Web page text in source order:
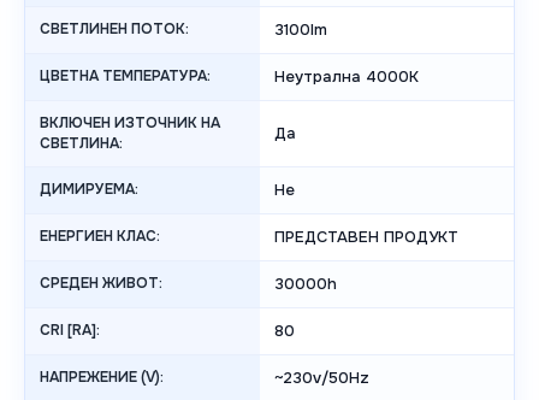
СВЕТЛИНЕН ПОТОК: 3100lm
ЦВЕТНА ТЕМПЕРАТУРА: Неутрална 4000K
ВКЛЮЧЕН ИЗТОЧНИК НА
СВЕТЛИНА:
Да
ДИМИРУЕМА: Не
ЕНЕРГИЕН КЛАС: ПРЕДСТАВЕН ПРОДУКТ
СРЕДЕН ЖИВОТ: 30000h
CRI [RA]: 80
НАПРЕЖЕНИЕ (V): ~230v/50Hz